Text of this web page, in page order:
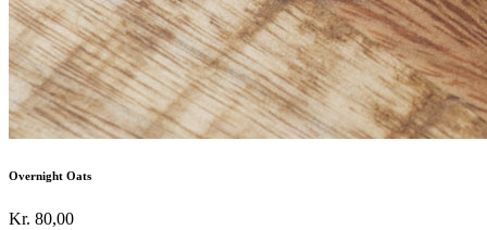
Overnight Oats
Kr. 80,00